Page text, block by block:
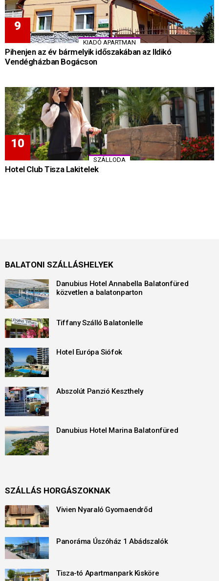
KIADÓ APARTMAN
Pihenjen az év bármelyik időszakában az Ildikó
Vendégházban Bogácson
SZÁLLODA
Hotel Club Tisza Lakitelek
BALATONI SZÁLLÁSHELYEK
Danubius Hotel Annabella Balatonfüred
közvetlen a balatonparton
Tiffany Szálló Balatonlelle
Hotel Európa Siófok
Abszolút Panzió Keszthely
Danubius Hotel Marina Balatonfüred
SZÁLLÁS HORGÁSZOKNAK
Vivien Nyaraló Gyomaendrőd
Panoráma Úszóház 1 Abádszalók
Tisza-tó Apartmanpark Kisköre